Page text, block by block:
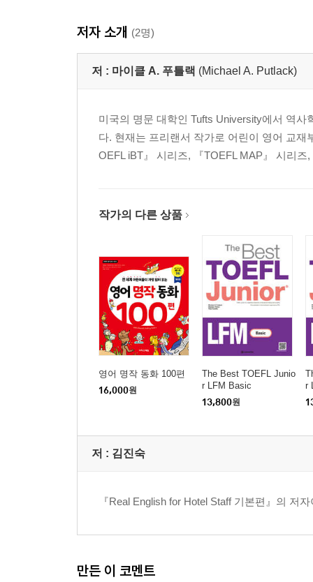
UNIT 12 Checkout Service
Answer Key
저자 소개 (2명)
저 : 마이클 A. 푸틀랙 (Michael A. Putlack)
미국의 명문 대학인 Tufts University에서 역
다. 현재는 프리랜서 작가로 어린이 영어 교
OEFL iBT』 시리즈, 『TOEFL MAP』 시리
작가의 다른 상품
영어 명작 동화 100편
16,000원
The Best TOEFL Junio
r LFM Basic
13,800원
r
저 : 김진숙
『Real English for Hotel Staff 기본편』의 저
만든 이 코멘트